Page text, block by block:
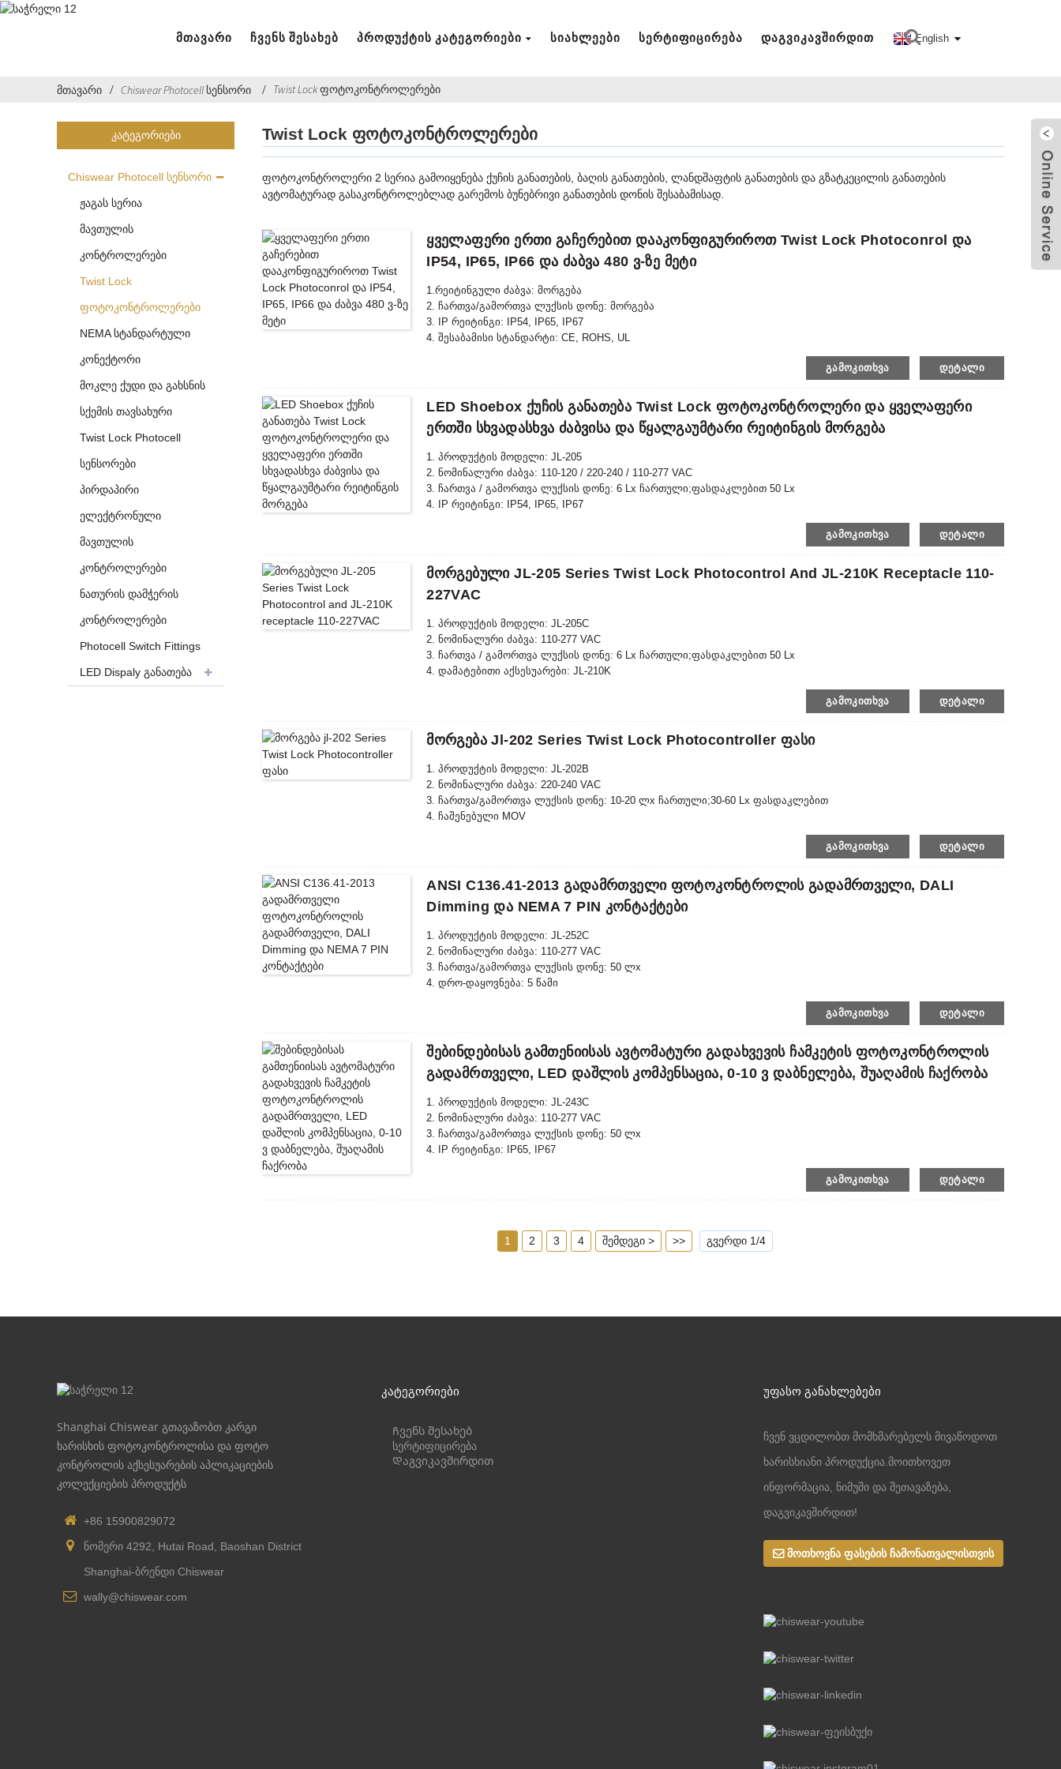
ᲛᲗᲐᲕᲐᲠᲘ ᲩᲕᲔᲜᲡ ᲨᲔᲡᲐᲮᲔᲑ ᲞᲠᲝᲓᲣᲥᲢᲘᲡ ᲙᲐᲢᲔᲒᲝᲠᲘᲔᲑᲘ ᲡᲘᲐᲮᲚᲔᲔᲑᲘ ᲡᲔᲠᲢᲘᲤᲘᲪᲘᲠᲔᲑᲐ ᲓᲐᲒᲕᲘᲙᲐᲕᲨᲘᲠᲓᲘᲗ English
მთავარი Chiswear Photocell სენსორი Twist Lock ფოტოკონტროლერები
ᲙᲐᲢᲔᲒᲝᲠᲘᲔᲑᲘ
Chiswear Photocell სენსორი
ჟაგას სერია
მავთულის
კონტროლერები
Twist Lock
ფოტოკონტროლერები
NEMA სტანდარტული
კონექტორი
მოკლე ქუდი და გახსნის
სქემის თავსახური
Twist Lock Photocell
სენსორები
პირდაპირი
ელექტრონული
მავთულის
კონტროლერები
ნათურის დამჭერის
კონტროლერები
Photocell Switch Fittings
LED Dispaly განათება
Twist Lock ფოტოკონტროლერები
ფოტოკონტროლერი 2 სერია გამოიყენება ქუჩის განათების, ბაღის განათების, ლანდშაფტის განათების და გზატკეცილის განათების
ავტომატურად გასაკონტროლებლად გარემოს ბუნებრივი განათების დონის შესაბამისად.
Ყველაფერი Ერთი Გაჩერებით Დააკონფიგურიროთ Twist Lock Photoconrol Და
IP54, IP65, IP66 Და Ძაბვა 480 Ვ-Ზე Მეტი
1.რეიტინგული ძაბვა: მორგება
2. ჩართვა/გამორთვა ლუქსის დონე: მორგება
3. IP რეიტინგი: IP54, IP65, IP67
4. შესაბამისი სტანდარტი: CE, ROHS, UL
ᲒᲐᲛᲝᲙᲘᲗᲮᲕᲐ
ᲓᲔᲢᲐᲚᲘ
LED Shoebox Ქუჩის Განათება Twist Lock Ფოტოკონტროლერი Და Ყველაფერი
Ერთში Სხვადასხვა Ძაბვისა Და Წყალგაუმტარი Რეიტინგის Მორგება
1. პროდუქტის მოდელი: JL-205
2. ნომინალური ძაბვა: 110-120 / 220-240 / 110-277 VAC
3. ჩართვა / გამორთვა ლუქსის დონე: 6 Lx ჩართული;ფასდაკლებით 50 Lx
4. IP რეიტინგი: IP54, IP65, IP67
ᲒᲐᲛᲝᲙᲘᲗᲮᲕᲐ
ᲓᲔᲢᲐᲚᲘ
Მორგებული JL-205 Series Twist Lock Photocontrol And JL-210K Receptacle 110-
227VAC
1. პროდუქტის მოდელი: JL-205C
2. ნომინალური ძაბვა: 110-277 VAC
3. ჩართვა / გამორთვა ლუქსის დონე: 6 Lx ჩართული;ფასდაკლებით 50 Lx
4. დამატებითი აქსესუარები: JL-210K
ᲒᲐᲛᲝᲙᲘᲗᲮᲕᲐ ᲓᲔᲢᲐᲚᲘ
Მორგება Jl-202 Series Twist Lock Photocontroller Ფასი
1. პროდუქტის მოდელი: JL-202B
2. ნომინალური ძაბვა: 220-240 VAC
3. ჩართვა/გამორთვა ლუქსის დონე: 10-20 ლx ჩართული;30-60 Lx ფასდაკლებით
4. ჩაშენებული MOV
ᲒᲐᲛᲝᲙᲘᲗᲮᲕᲐ
ᲓᲔᲢᲐᲚᲘ
ANSI C136.41-2013 Გადამრთველი Ფოტოკონტროლის Გადამრთველი, DALI
Dimming Და NEMA 7 PIN Კონტაქტები
1. პროდუქტის მოდელი: JL-252C
2. ნომინალური ძაბვა: 110-277 VAC
3. ჩართვა/გამორთვა ლუქსის დონე: 50 ლx
4. დრო-დაყოვნება: 5 წამი
ᲒᲐᲛᲝᲙᲘᲗᲮᲕᲐ ᲓᲔᲢᲐᲚᲘ
Შებინდებისას Გამთენიისას Ავტომატური Გადახვევის Ჩამკეტის Ფოტოკონტროლის
Გადამრთველი, LED Დაშლის Კომპენსაცია, 0-10 Ვ Დაბნელება, Შუაღამის Ჩაქრობა
1. პროდუქტის მოდელი: JL-243C
2. ნომინალური ძაბვა: 110-277 VAC
3. ჩართვა/გამორთვა ლუქსის დონე: 50 ლx
4. IP რეიტინგი: IP65, IP67
ᲒᲐᲛᲝᲙᲘᲗᲮᲕᲐ
ᲓᲔᲢᲐᲚᲘ
1 2 3 4 შემდეგი > >> გვერდი 1/4
Shanghai Chiswear გთავაზობთ კარგი
ხარისხის ფოტოკონტროლისა და ფოტო
კონტროლის აქსესუარების აპლიკაციების
კოლექციების პროდუქტს
+86 15900829072
ნომერი 4292, Hutai Road, Baoshan District
Shanghai-ბრენდი Chiswear
wally@chiswear.com
Კატეგორიები
Ჩვენს შესახებ
სერტიფიცირება
Დაგვიკავშირდით
Უფასო Განახლებები
ჩვენ ვცდილობთ მომხმარებელს მივაწოდოთ
ხარისხიანი პროდუქცია.მოითხოვეთ
ინფორმაცია, ნიმუში და შეთავაზება,
დაგვიკავშირდით!
მოთხოვნა ფასების ჩამონათვალისთვის